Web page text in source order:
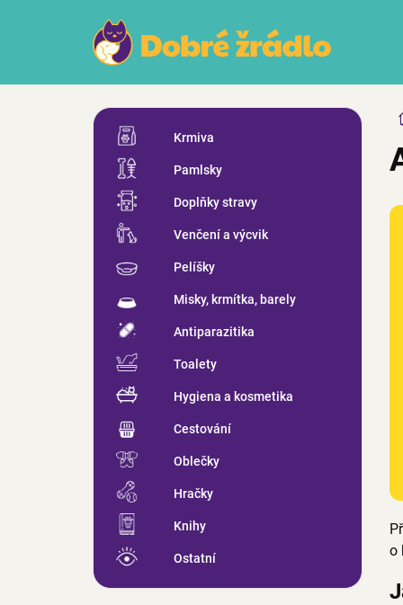
P
Přeskočit
kategorie
Krmiva
Pamlsky
Doplňky stravy
Venčení a výcvik
Pelíšky
Misky, krmítka, barely
Antiparazitika
Toalety
Hygiena a kosmetika
Cestování
Oblečky
Hračky
Knihy
Ostatní
o